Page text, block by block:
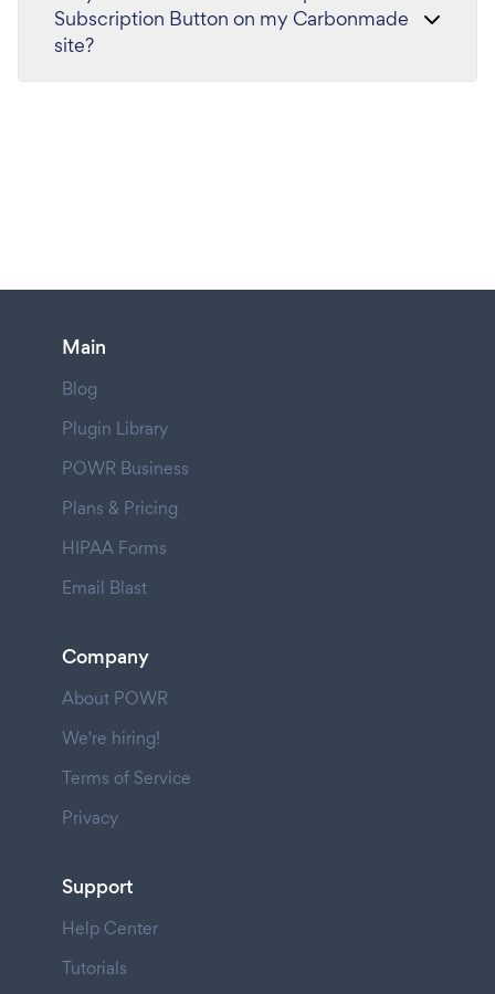
Subscription Button on my Carbonmade
site?
Main
Blog
Plugin Library
POWR Business
Plans & Pricing
HIPAA Forms
Email Blast
Company
About POWR
We're hiring!
Terms of Service
Privacy
Support
Help Center
Tutorials